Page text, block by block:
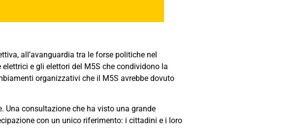
all’avanguardia tra le forse politiche nel
e gli elettori del M5S che condividono la
organizzativi che il M5S avrebbe dovuto
Una consultazione che ha visto una grande
con un unico riferimento: i cittadini e i loro